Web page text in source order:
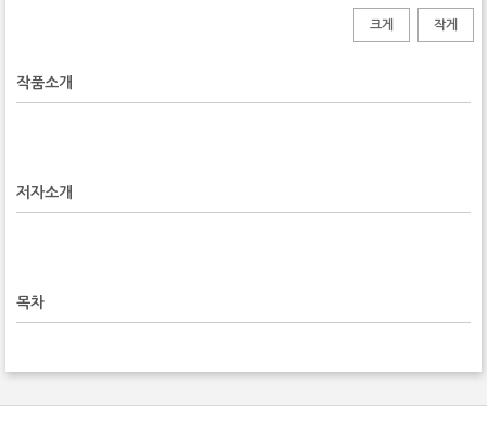
크게 작게
작품소개
저자소개
목차